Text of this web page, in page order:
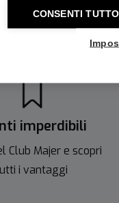
CONSENTI TUTTO
imperdibili
Club Majer e scopri
i vantaggi